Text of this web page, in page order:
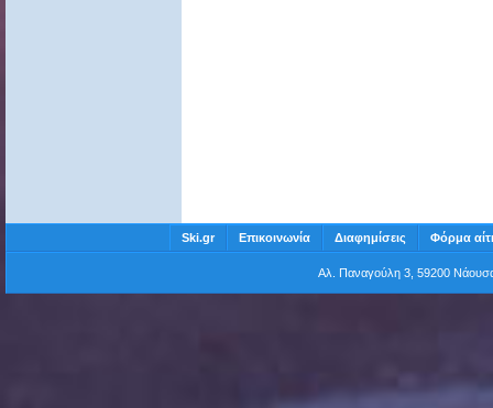
Ski.gr Επικοινωνία Διαφημίσεις Φόρμα
Αλ. Παναγούλη 3, 59200